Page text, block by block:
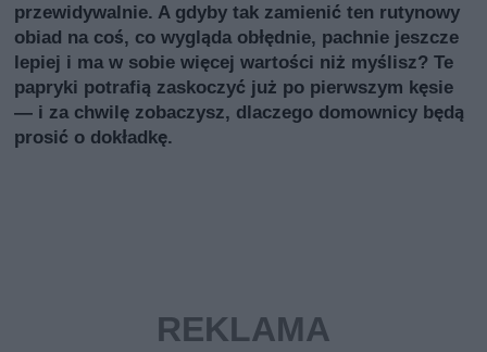
przewidywalnie. A gdyby tak zamienić ten rutynowy
obiad na coś, co wygląda obłędnie, pachnie jeszcze
lepiej i ma w sobie więcej wartości niż myślisz? Te
papryki potrafią zaskoczyć już po pierwszym kęsie
— i za chwilę zobaczysz, dlaczego domownicy będą
prosić o dokładkę.